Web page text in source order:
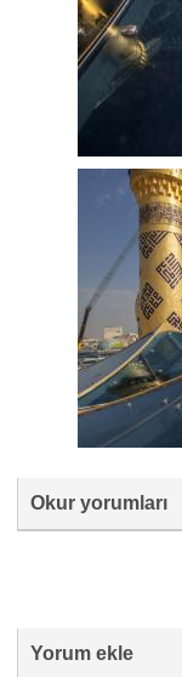
Okur yorumları
Yorum ekle